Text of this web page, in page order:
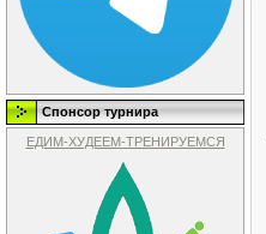
Спонсор турнира
ЕДИМ-ХУДЕЕМ-ТРЕНИРУЕМСЯ